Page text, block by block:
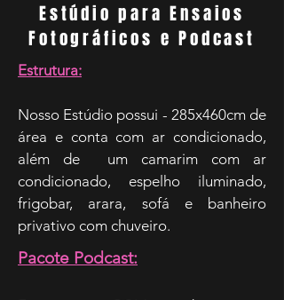
Estúdio para Ensaios
Fotográficos e Podcast
Estrutura:
Nosso Estúdio possui - 285x460cm de
área e conta com ar condicionado,
além de um camarim com ar
condicionado, espelho iluminado,
frigobar, arara, sofá e banheiro
privativo com chuveiro.
Pacote Podcast: